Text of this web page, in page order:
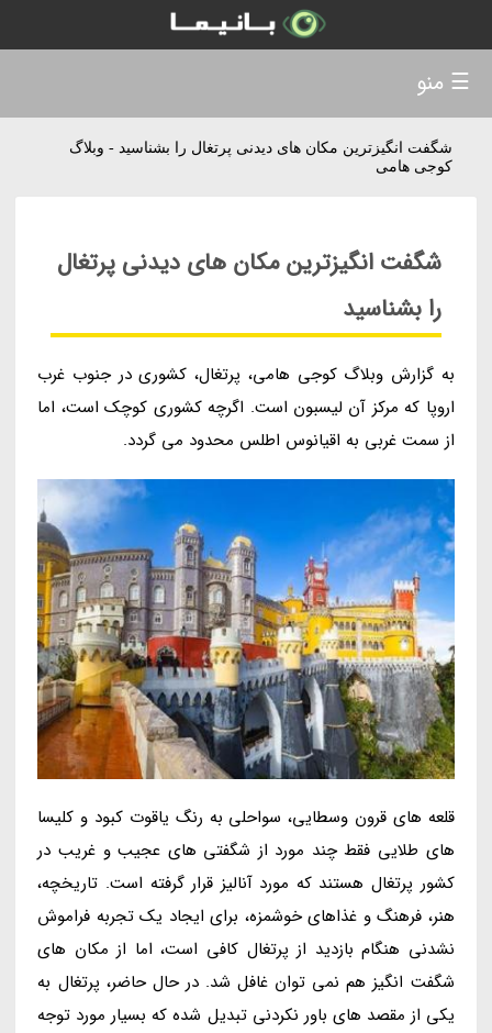
شگفت انگیزترین مکان های دیدنی پرتغال را بشناسید - وبلاگ
کوجی هامی
شگفت انگیزترین مکان های دیدنی پرتغال
را بشناسید
به گزارش وبلاگ کوجی هامی، پرتغال، کشوری در جنوب غرب
اروپا که مرکز آن لیسبون است. اگرچه کشوری کوچک است، اما
از سمت غربی به اقیانوس اطلس محدود می گردد.
قلعه های قرون وسطایی، سواحلی به رنگ یاقوت کبود و کلیسا
های طلایی فقط چند مورد از شگفتی های عجیب و غریب در
کشور پرتغال هستند که مورد آنالیز قرار گرفته است. تاریخچه،
هنر، فرهنگ و غذاهای خوشمزه، برای ایجاد یک تجربه فراموش
نشدنی هنگام بازدید از پرتغال کافی است، اما از مکان های
شگفت انگیز هم نمی توان غافل شد. در حال حاضر، پرتغال به
یکی از مقصد های باور نکردنی تبدیل شده که بسیار مورد توجه
☰ منو